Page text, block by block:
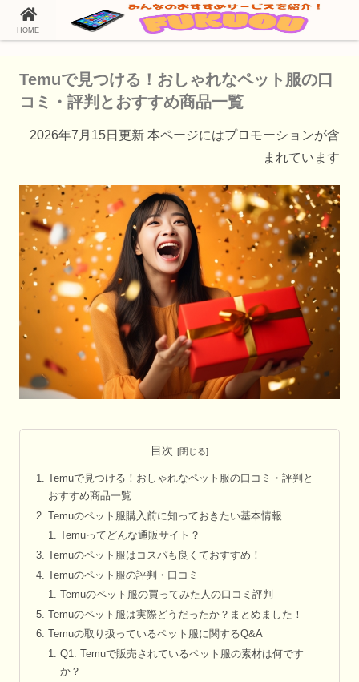
ホーム Temu（テム）の通販情報
Temuで見つける！おしゃれなペット服の口
コミ・評判とおすすめ商品一覧
2026年7月15日更新 本ページにはプロモーションが含
まれています
目次
Temuで見つける！おしゃれなペット服の口コミ・評判と
おすすめ商品一覧
Temuのペット服購入前に知っておきたい基本情報
Temuってどんな通販サイト？
Temuのペット服はコスパも良くておすすめ！
Temuのペット服の評判・口コミ
Temuのペット服の買ってみた人の口コミ評判
Temuのペット服は実際どうだったか？まとめました！
Temuの取り扱っているペット服に関するQ&A
Q1: Temuで販売されているペット服の素材は何です
か？
HOME